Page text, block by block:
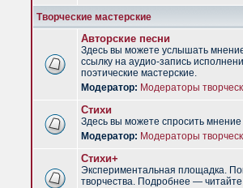
Творческие мастерские
Авторские песни
Здесь вы можете услышать
ссылку на аудио-запись
поэтические мастерские.
Модератор: Модераторы
Стихи
Здесь вы можете спросить
Модератор: Модераторы
Стихи+
Экспериментальная площадка.
творчества. Подробнее —